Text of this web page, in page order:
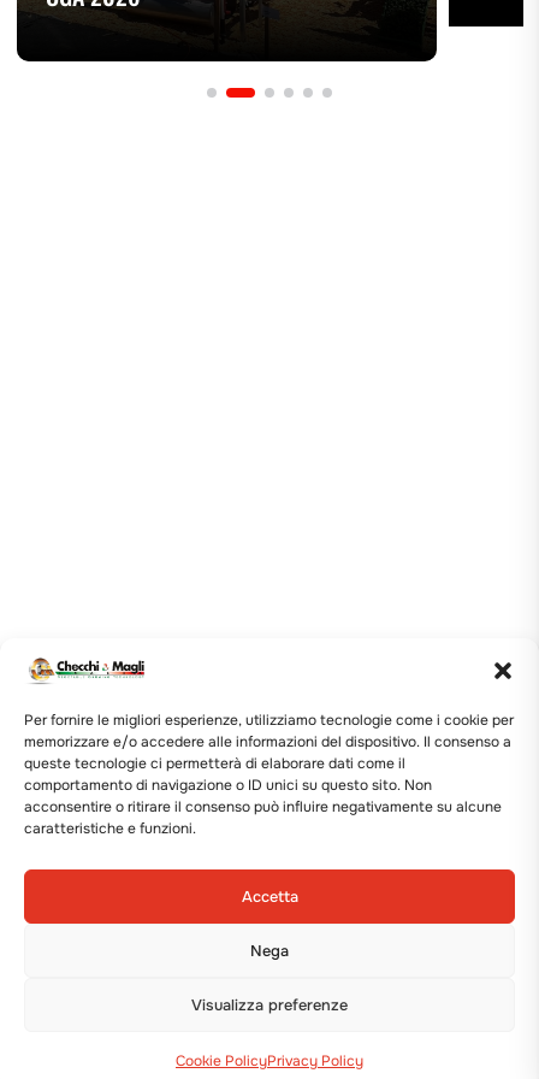
Per fornire le migliori esperienze, utilizziamo tecnologie come i cookie per
memorizzare e/o accedere alle informazioni del dispositivo. Il consenso a
queste tecnologie ci permetterà di elaborare dati come il
comportamento di navigazione o ID unici su questo sito. Non
acconsentire o ritirare il consenso può influire negativamente su alcune
caratteristiche e funzioni.
Accetta
Nega
Visualizza preferenze
Cookie PolicyPrivacy Policy